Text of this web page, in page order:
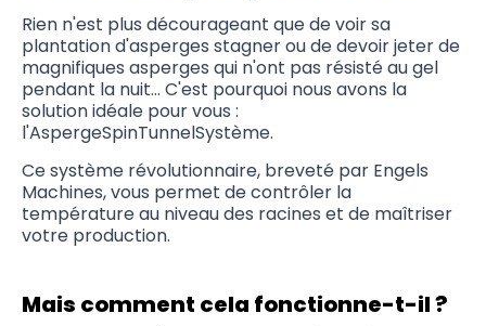
Rien n'est plus décourageant que de voir sa
plantation d'asperges stagner ou de devoir jeter de
magnifiques asperges qui n'ont pas résisté au gel
pendant la nuit... C'est pourquoi nous avons la
solution idéale pour vous :
l'AspergeSpinTunnelSystème.
Ce système révolutionnaire, breveté par Engels
Machines, vous permet de contrôler la
température au niveau des racines et de maîtriser
votre production.
Mais comment cela fonctionne-t-il ?